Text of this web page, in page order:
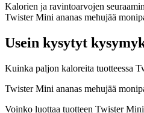
Kalorien ja ravintoarvojen
Twister Mini ananas mehujää
Usein kysytyt
Kuinka paljon kaloreita tuotteessa
Twister Mini ananas mehujää
Voinko luottaa tuotteen Twister